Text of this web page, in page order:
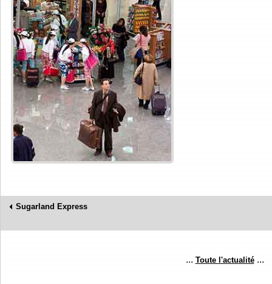
Sugarland Express
... Toute l'actualité...